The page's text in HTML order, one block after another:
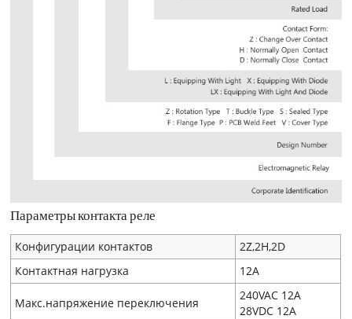
Параметры контакта реле
Конфигурации контактов
2Z,2H,2D
Контактная нагрузка
12A
Макс.напряжение переключения
240VAC 12A
28VDC 12A